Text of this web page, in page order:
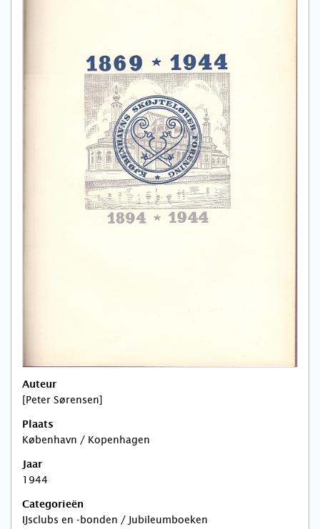
Auteur
[Peter Sørensen]
Plaats
København / Kopenhagen
Jaar
1944
Categorieën
IJsclubs en -bonden / Jubileumboeken